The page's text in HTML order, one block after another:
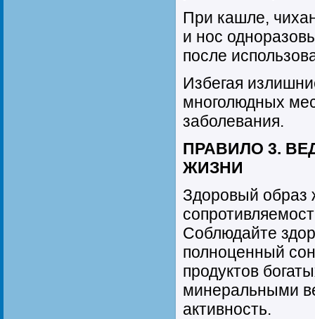
При кашле,
и нос
после
Избегая
многолюдных
заболевания.
ПРАВИЛО 3.
ЖИЗНИ
Здоровый образ
Соблюдайте
полноценный
продуктов
минеральными
активность.